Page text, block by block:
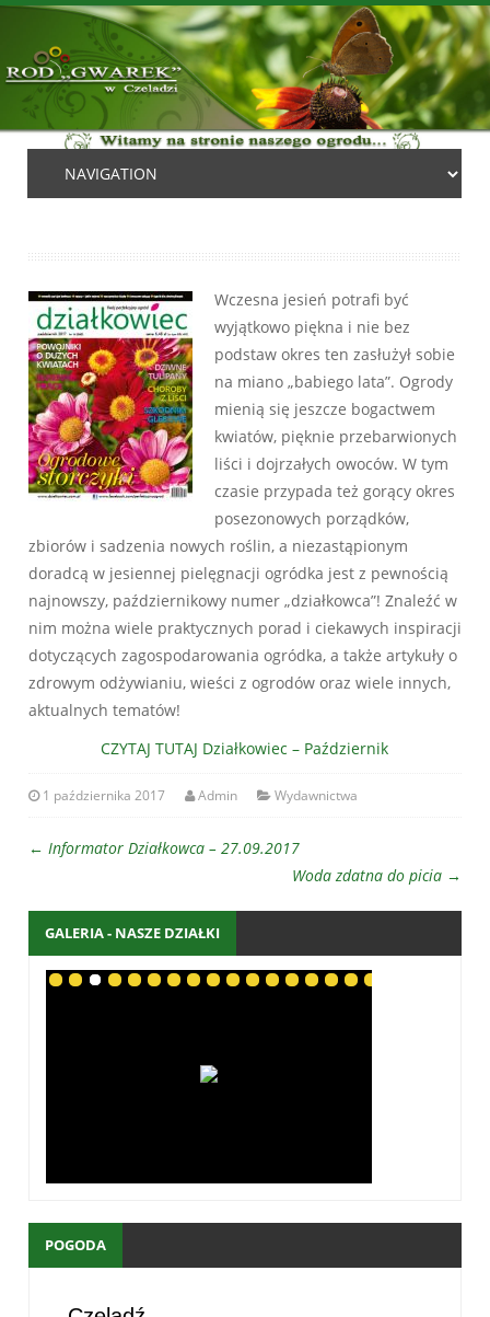
Wczesna jesień potrafi być
wyjątkowo piękna i nie bez
podstaw okres ten zasłużył sobie
na miano „babiego lata”. Ogrody
mienią się jeszcze bogactwem
kwiatów, pięknie przebarwionych
liści i dojrzałych owoców. W tym
czasie przypada też gorący okres
posezonowych porządków,
zbiorów i sadzenia nowych roślin, a niezastąpionym
doradcą w jesiennej pielęgnacji ogródka jest z pewnością
najnowszy, październikowy numer „działkowca”! Znaleźć w
nim można wiele praktycznych porad i ciekawych inspiracji
dotyczących zagospodarowania ogródka, a także artykuły o
zdrowym odżywianiu, wieści z ogrodów oraz wiele innych,
aktualnych tematów!
CZYTAJ TUTAJ Działkowiec – Październik
1 października 2017 Admin Wydawnictwa
← Informator Działkowca – 27.09.2017
Woda zdatna do picia →
GALERIA - NASZE DZIAŁKI
POGODA